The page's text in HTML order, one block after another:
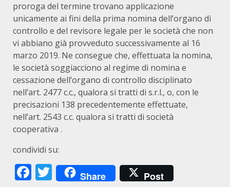
proroga del termine trovano applicazione
unicamente ai fini della prima nomina dell’organo di
controllo e del revisore legale per le società che non
vi abbiano già provveduto successivamente al 16
marzo 2019. Ne consegue che, effettuata la nomina,
le società soggiacciono al regime di nomina e
cessazione dell’organo di controllo disciplinato
nell’art. 2477 c.c., qualora si tratti di s.r.l., o, con le
precisazioni 138 precedentemente effettuate,
nell’art. 2543 c.c. qualora si tratti di società
cooperativa .
condividi su:
Facebook
Twitter
Share Post